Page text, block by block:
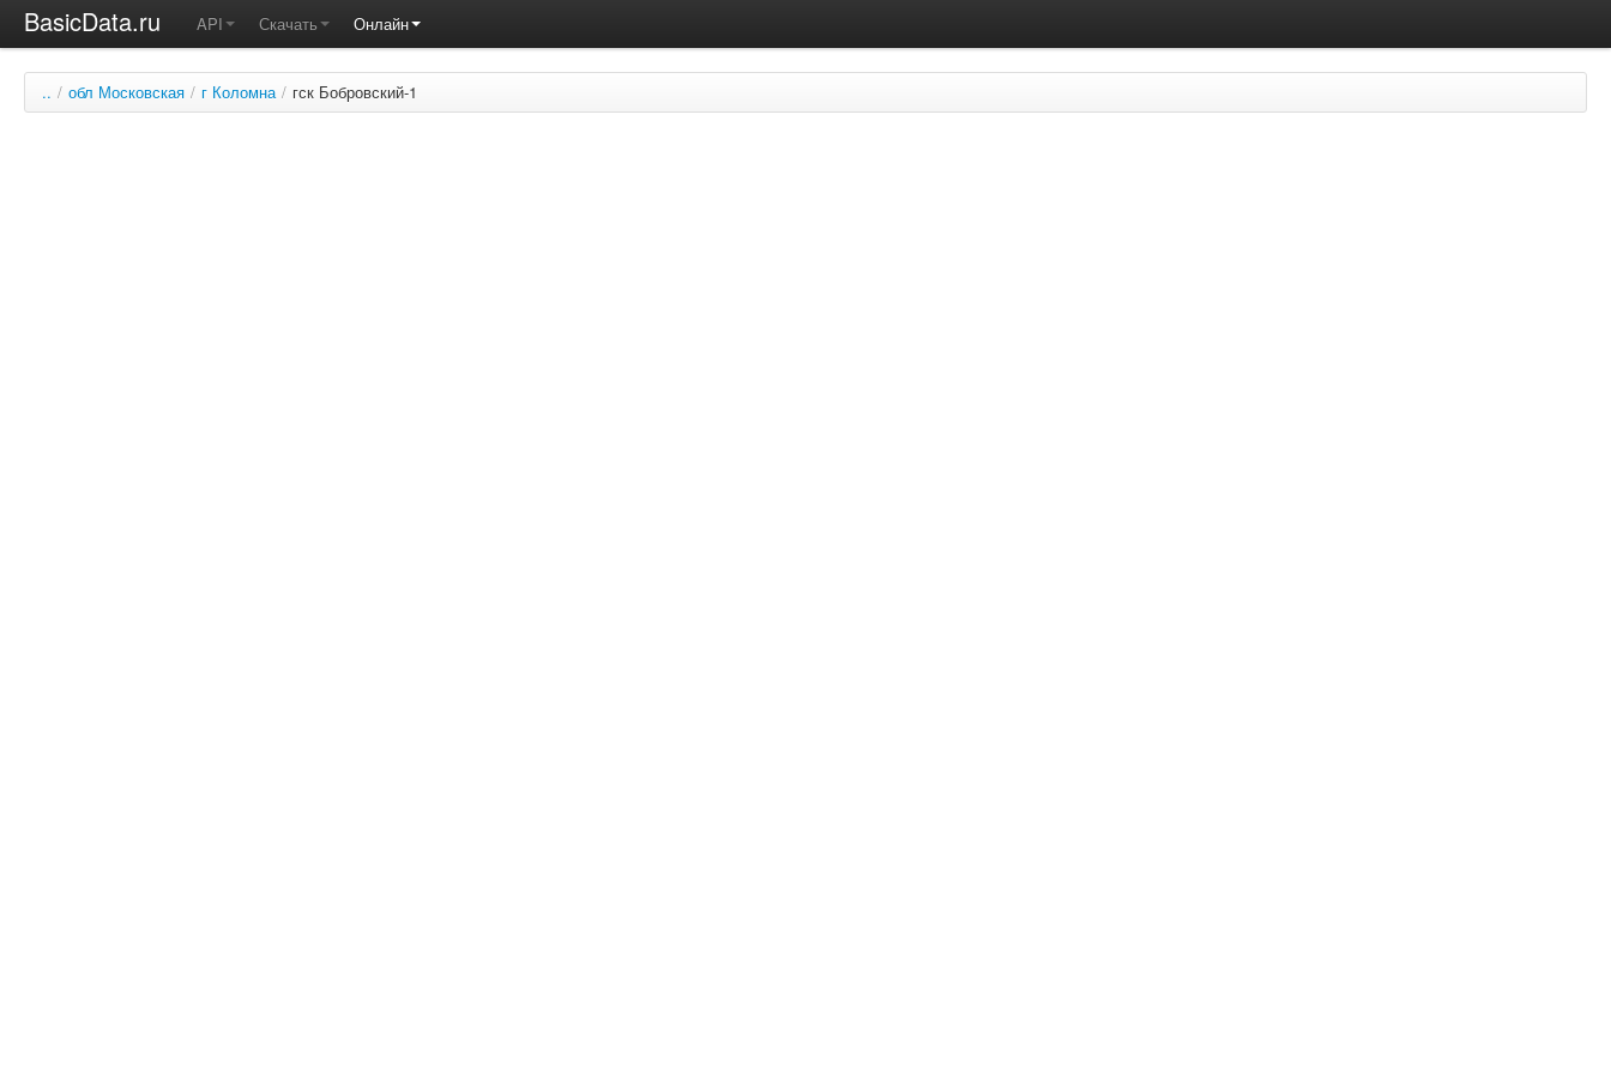
BasicData.ru API Скачать Онлайн
.. / обл Московская / г Коломна / гск Бобровский-1